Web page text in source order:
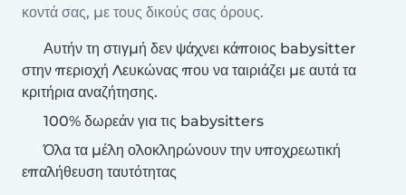
κοντά σας, με τους δικούς σας όρους.
Αυτήν τη στιγμή δεν ψάχνει κάποιος babysitter
στην περιοχή Λευκώνας που να ταιριάζει με αυτά τα
κριτήρια αναζήτησης.
100% δωρεάν για τις babysitters
Όλα τα μέλη ολοκληρώνουν την υποχρεωτική
επαλήθευση ταυτότητας